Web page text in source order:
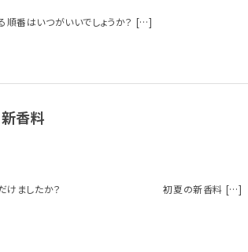
順番はいつがいいでしょうか？ […]
香料
試しいただけましたか？ 初夏の新香料 […]